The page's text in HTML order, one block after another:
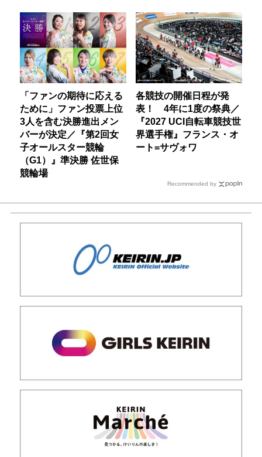
「ファンの期待に応える
ために」ファン投票上位
3人を含む決勝進出メン
バーが決定／『第2回女
子オールスター競輪
（G1）』準決勝 佐世保
競輪場
各競技の開催日程が発
表！ 4年に1度の祭典／
『2027 UCI自転車競技世
界選手権』フランス・オ
ート=サヴォワ
Recommended by